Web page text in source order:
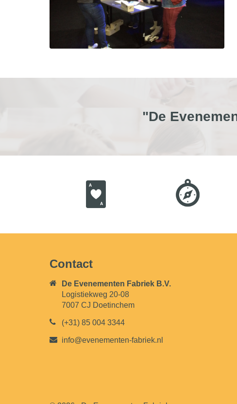
"De
Contact
De Evenementen Fabriek B.V.
Logistiekweg 20-08
7007 CJ Doetinchem
(+31) 85 004 3344
info@evenementen-fabriek.nl